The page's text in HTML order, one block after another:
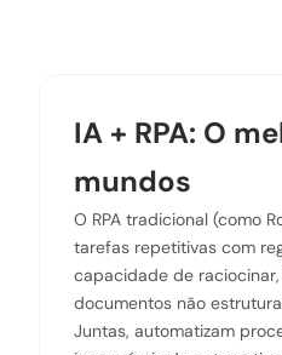
IA + RPA: O
mundos
O RPA tradicional (como
tarefas repetitivas com
capacidade de
documentos não
Juntas, automatizam